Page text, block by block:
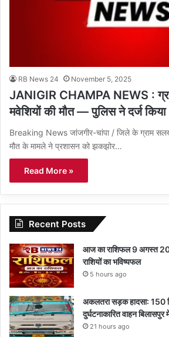
RB News 24 November 5, 2025
JANIGIR CHAMPA NEWS :
मवेशियों की मौत — पुलिस ने दर्ज
Breaking News जांजगीर-चांपा / जिले के ग्राम
मौत के मामले ने प्रशासन को झकझोर…
Read More »
Recent Posts
आज का राशिफल 9 अगस्त
राशियों का भविष्यफल
5 hours ago
अकलतरा सड़क हादसा: 150
दुर्घटनाकारित वाहन
21 hours ago